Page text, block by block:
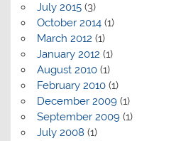
July 2015(3)
October 2014(1)
March 2012 (1)
January 2012 (1)
August 2010(1)
February 2010(1)
December 2009(1)
September 2009(1)
July 2008 (1)